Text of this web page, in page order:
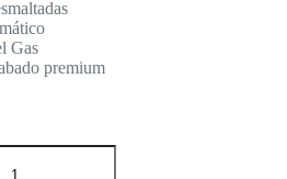
Gas
premium